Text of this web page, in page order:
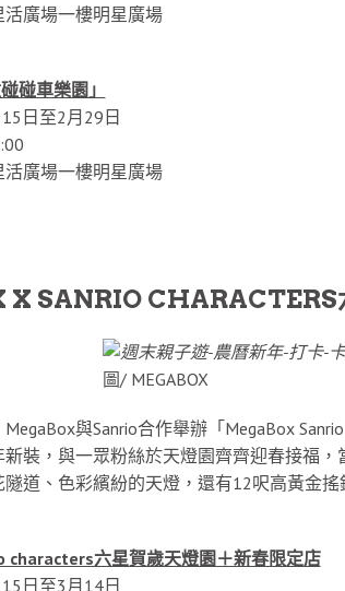
廣場一樓明星廣場
碰車樂園」
日至2月29日
廣場一樓明星廣場
SANRIO CHARACTERS
圖/ MEGABOX
與Sanrio合作舉辦「MegaBox
新裝，與一眾粉絲於天燈園齊齊迎春接福
道、色彩繽紛的天燈，還有12呎高黃金搖
characters六星賀歲天燈園＋新春限定店
日至3月14日